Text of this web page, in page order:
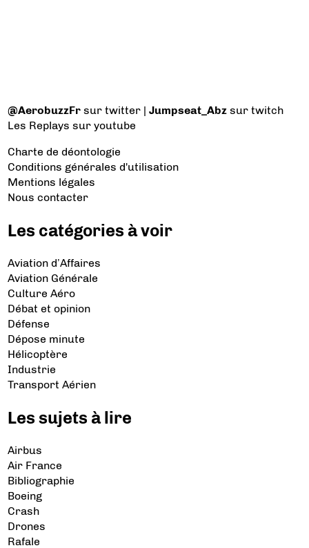
@AerobuzzFr sur twitter |Jumpseat_Abz sur twitch
Les Replays sur youtube
Charte de déontologie
Conditions générales d'utilisation
Mentions légales
Nous contacter
Les catégories à voir
Aviation d’Affaires
Aviation Générale
Culture Aéro
Débat et opinion
Défense
Dépose minute
Hélicoptère
Industrie
Transport Aérien
Les sujets à lire
Airbus
Air France
Bibliographie
Boeing
Crash
Drones
Rafale